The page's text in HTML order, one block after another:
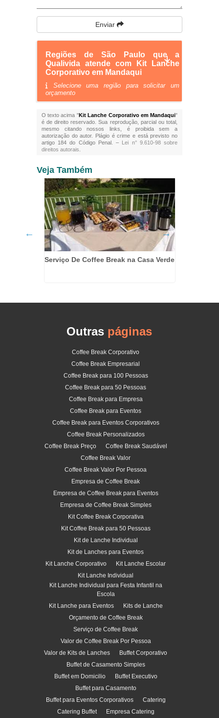
Enviar
Regiões de São Paulo que a
Qualivida atende com Kit Lanche
Corporativo em Mandaqui
Selecione uma região para solicitar um
orçamento
O texto acima "Kit Lanche Corporativo em Mandaqui"
é de direito reservado. Sua reprodução, parcial ou total,
mesmo citando nossos links, é proibida sem a
autorização do autor. Plágio é crime e está previsto no
artigo 184 do Código Penal. – Lei n° 9.610-98 sobre
direitos autorais
Veja Também
Serviço De Coffee Break na Casa Verde
Outras páginas
Coffee Break Corporativo
Coffee Break Empresarial
Coffee Break para 100 Pessoas
Coffee Break para 50 Pessoas
Coffee Break para Empresa
Coffee Break para Eventos
Coffee Break para Eventos Corporativos
Coffee Break Personalizados
Coffee Break Preço
Coffee Break Saudável
Coffee Break Valor
Coffee Break Valor Por Pessoa
Empresa de Coffee Break
Empresa de Coffee Break para Eventos
Empresa de Coffee Break Simples
Kit Coffee Break Corporativa
Kit Coffee Break para 50 Pessoas
Kit de Lanche Individual
Kit de Lanches para Eventos
Kit Lanche Corporativo
Kit Lanche Escolar
Kit Lanche Individual
Kit Lanche Individual para Festa Infantil na
Escola
Kit Lanche para Eventos
Kits de Lanche
Orçamento de Coffee Break
Serviço de Coffee Break
Valor de Coffee Break Por Pessoa
Valor de Kits de Lanches
Buffet Corporativo
Buffet de Casamento Simples
Buffet em Domicilio
Buffet Executivo
Buffet para Casamento
Buffet para Eventos Corporativos
Catering
Catering Buffet
Empresa Catering